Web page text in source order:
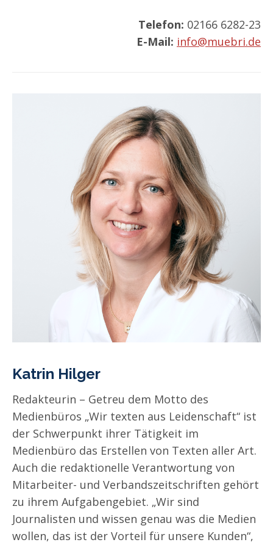
Telefon: 02166 6282-23
E-Mail: info@muebri.de
Katrin Hilger
Redakteurin – Getreu dem Motto des
Medienbüros „Wir texten aus Leidenschaft“ ist
der Schwerpunkt ihrer Tätigkeit im
Medienbüro das Erstellen von Texten aller Art.
Auch die redaktionelle Verantwortung von
Mitarbeiter- und Verbandszeitschriften gehört
zu ihrem Aufgabengebiet. „Wir sind
Journalisten und wissen genau was die Medien
wollen, das ist der Vorteil für unsere Kunden“,